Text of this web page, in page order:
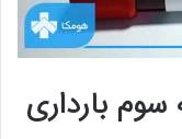
بارداری